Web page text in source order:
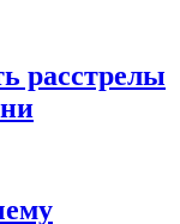
расстрелы